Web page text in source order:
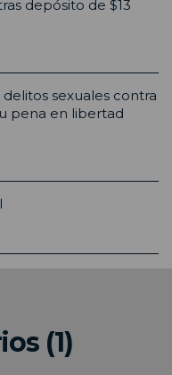
depósito de $13
sexuales contra
pena en libertad
(1)